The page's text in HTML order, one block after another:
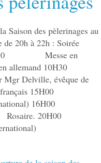
Saison des pèlerinages au
de 20h à 22h : Soirée
Messe en
allemand 10H30
Mgr Delville, évêque de
15H00
16H00
Rosaire. 20H00